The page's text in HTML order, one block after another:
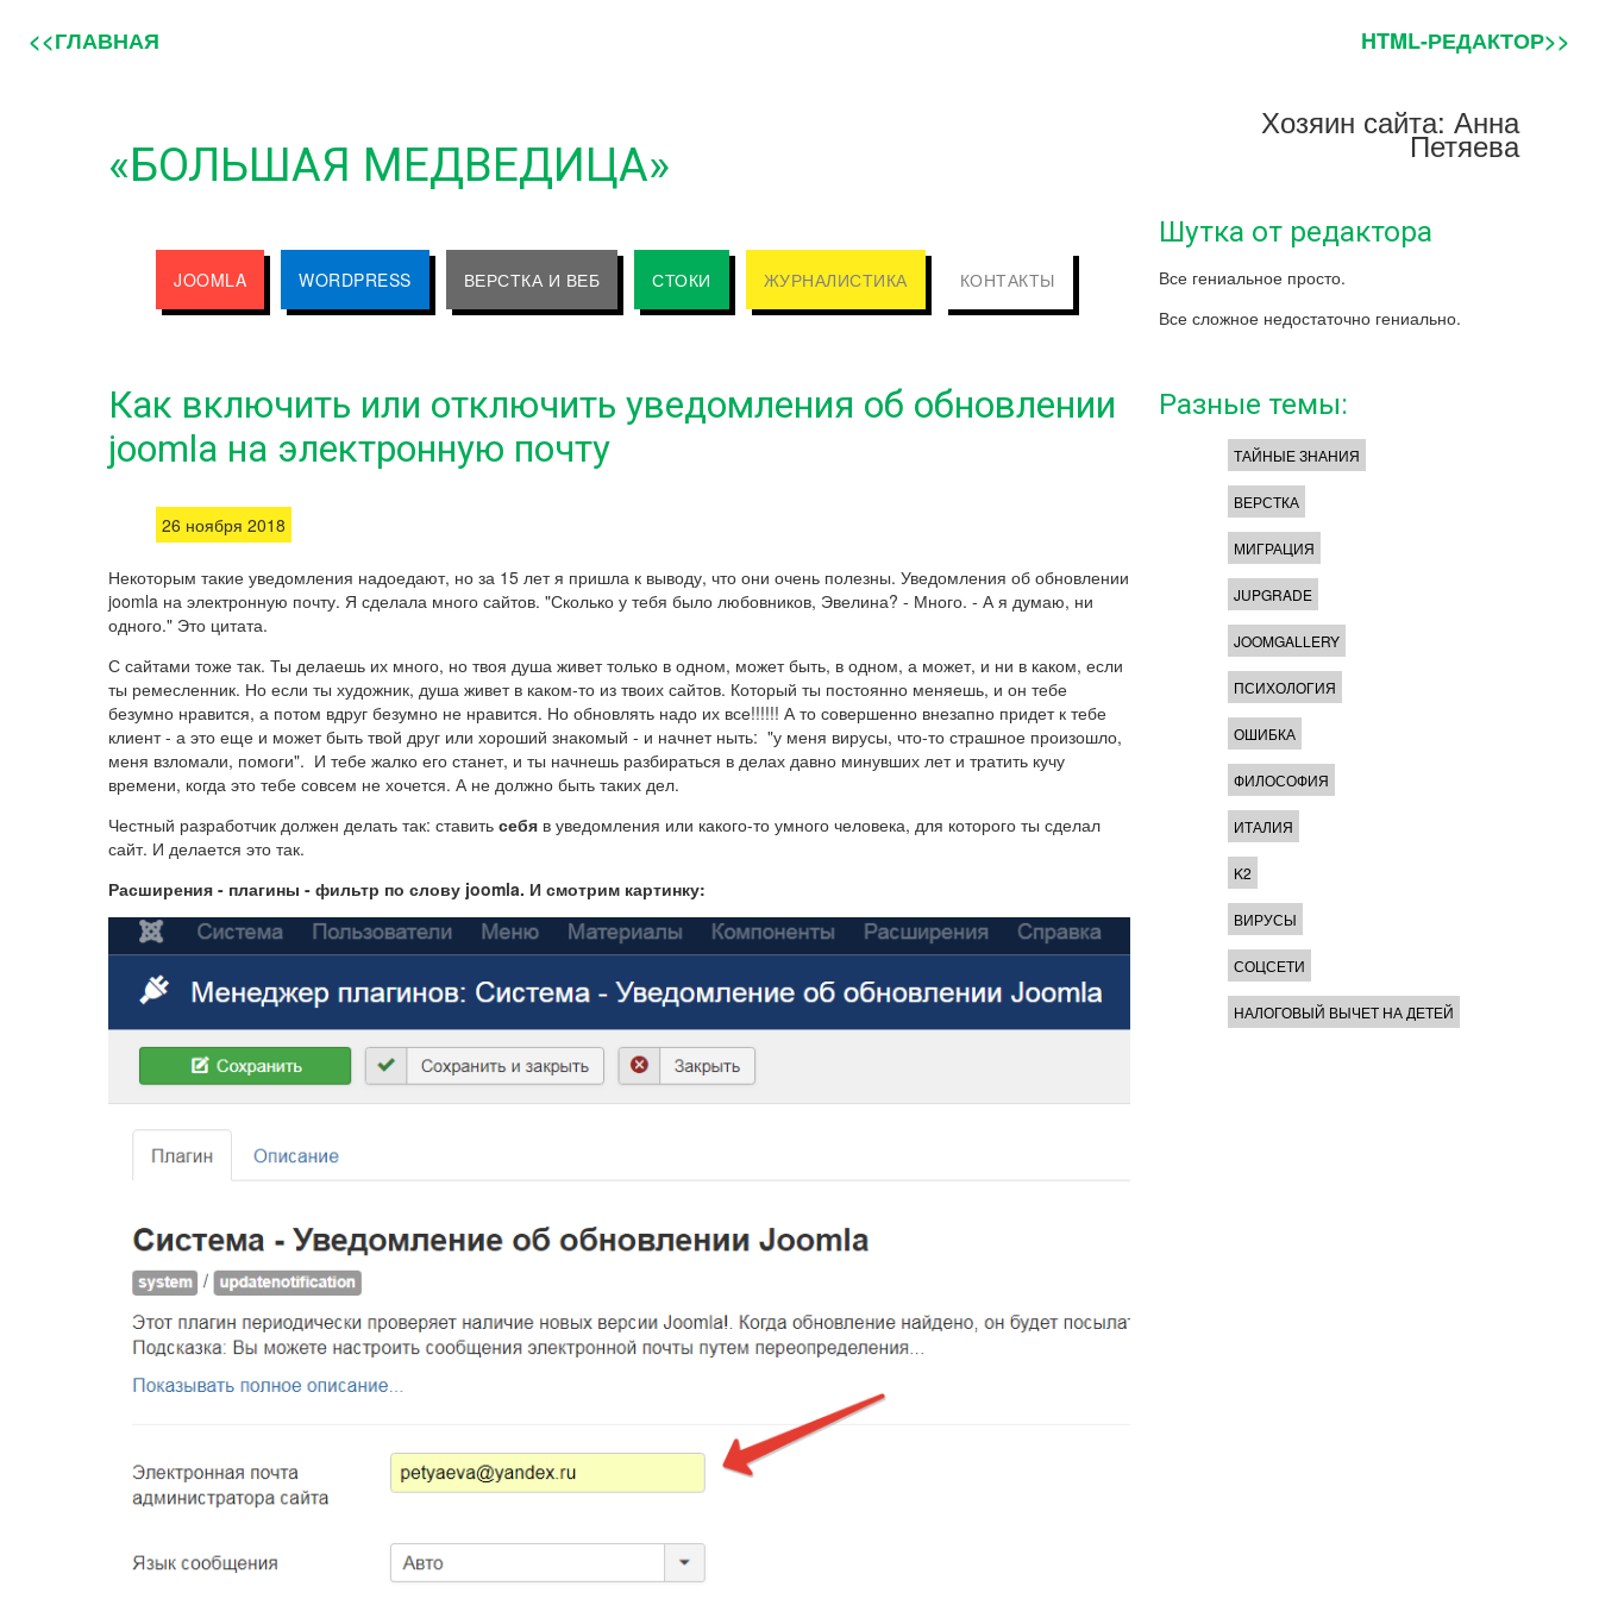
<<ГЛАВНАЯ HTML-РЕДАКТОР>>
«БОЛЬШАЯ МЕДВЕДИЦА»
JOOMLA WORDPRESS ВЕРСТКА И ВЕБ СТОКИ ЖУРНАЛИСТИКА КОНТАКТЫ
Как включить или отключить уведомления об обновлении
joomla на электронную почту
26 ноября 2018
Некоторым такие уведомления надоедают, но за 15 лет я пришла к выводу, что они очень полезны. Уведомления об обновлении
joomla на электронную почту. Я сделала много сайтов. "Сколько у тебя было любовников, Эвелина? - Много. - А я думаю, ни
одного." Это цитата.
С сайтами тоже так. Ты делаешь их много, но твоя душа живет только в одном, может быть, в одном, а может, и ни в каком, если
ты ремесленник. Но если ты художник, душа живет в каком-то из твоих сайтов. Который ты постоянно меняешь, и он тебе
безумно нравится, а потом вдруг безумно не нравится. Но обновлять надо их все!!!!!! А то совершенно внезапно придет к тебе
клиент - а это еще и может быть твой друг или хороший знакомый - и начнет ныть: "у меня вирусы, что-то страшное произошло,
меня взломали, помоги". И тебе жалко его станет, и ты начнешь разбираться в делах давно минувших лет и тратить кучу
времени, когда это тебе совсем не хочется. А не должно быть таких дел.
Честный разработчик должен делать так: ставитьсебя в уведомления или какого-то умного человека, для которого ты сделал
сайт. И делается это так.
Расширения - плагины - фильтр по слову joomla. И смотрим картинку:
Хозяин сайта: Анна
Петяева
Шутка от редактора
Все гениальное просто.
Все сложное недостаточно гениально.
Разные темы:
ТАЙНЫЕ ЗНАНИЯ
ВЕРСТКА
МИГРАЦИЯ
JUPGRADE
JOOMGALLERY
ПСИХОЛОГИЯ
ОШИБКА
ФИЛОСОФИЯ
ИТАЛИЯ
K2
ВИРУСЫ
СОЦСЕТИ
НАЛОГОВЫЙ ВЫЧЕТ НА ДЕТЕЙ